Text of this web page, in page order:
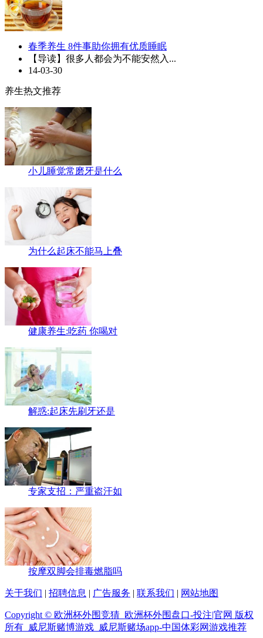
春季养生 8件事助你拥有优质睡眠
【导读】很多人都会为不能安然入...
14-03-30
养生热文推荐
小儿睡觉常磨牙是什么
为什么起床不能马上叠
健康养生:吃药 你喝对
解惑:起床先刷牙还是
专家支招：严重盗汗如
按摩双脚会排毒燃脂吗
关于我们 | 招聘信息 | 广告服务 | 联系我们 | 网站地图
Copyright © 欧洲杯外围竞猜_欧洲杯外围盘口-投注|官网 版权
所有 威尼斯赌博游戏_威尼斯赌场app-中国体彩网游戏推荐